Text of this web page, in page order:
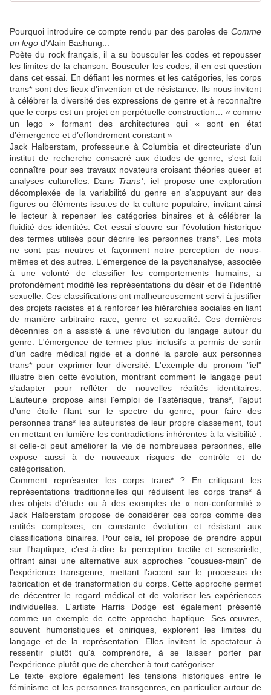
Pourquoi introduire ce compte rendu par des paroles de Comme
un lego d’Alain Bashung...
Poète du rock français, il a su bousculer les codes et repousser
les limites de la chanson. Bousculer les codes, il en est question
dans cet essai. En défiant les normes et les catégories, les corps
trans* sont des lieux d'invention et de résistance. Ils nous invitent
à célébrer la diversité des expressions de genre et à reconnaître
que le corps est un projet en perpétuelle construction… « comme
un lego » formant des architectures qui « sont en état
d’émergence et d’effondrement constant »
Jack Halberstam, professeur.e à Columbia et directeuriste d'un
institut de recherche consacré aux études de genre, s'est fait
connaître pour ses travaux novateurs croisant théories queer et
analyses culturelles. Dans Trans*, iel propose une exploration
décomplexée de la variabilité du genre en s’appuyant sur des
figures ou éléments issu.es de la culture populaire, invitant ainsi
le lecteur à repenser les catégories binaires et à célébrer la
fluidité des identités. Cet essai s’ouvre sur l’évolution historique
des termes utilisés pour décrire les personnes trans*. Les mots
ne sont pas neutres et façonnent notre perception de nous-
mêmes et des autres. L'émergence de la psychanalyse, associée
à une volonté de classifier les comportements humains, a
profondément modifié les représentations du désir et de l'identité
sexuelle. Ces classifications ont malheureusement servi à justifier
des projets racistes et à renforcer les hiérarchies sociales en liant
de manière arbitraire race, genre et sexualité. Ces dernières
décennies on a assisté à une révolution du langage autour du
genre. L'émergence de termes plus inclusifs a permis de sortir
d'un cadre médical rigide et a donné la parole aux personnes
trans* pour exprimer leur diversité. L'exemple du pronom "iel"
illustre bien cette évolution, montrant comment le langage peut
s'adapter pour refléter de nouvelles réalités identitaires.
L’auteur.e propose ainsi l’emploi de l’astérisque, trans*, l’ajout
d’une étoile filant sur le spectre du genre, pour faire des
personnes trans* les auteuristes de leur propre classement, tout
en mettant en lumière les contradictions inhérentes à la visibilité :
si celle-ci peut améliorer la vie de nombreuses personnes, elle
expose aussi à de nouveaux risques de contrôle et de
catégorisation.
Comment représenter les corps trans* ? En critiquant les
représentations traditionnelles qui réduisent les corps trans* à
des objets d'étude ou à des exemples de « non-conformité »
Jack Halberstam propose de considérer ces corps comme des
entités complexes, en constante évolution et résistant aux
classifications binaires. Pour cela, iel propose de prendre appui
sur l'haptique, c'est-à-dire la perception tactile et sensorielle,
offrant ainsi une alternative aux approches "cousues-main" de
l'expérience transgenre, mettant l'accent sur le processus de
fabrication et de transformation du corps. Cette approche permet
de décentrer le regard médical et de valoriser les expériences
individuelles. L'artiste Harris Dodge est également présenté
comme un exemple de cette approche haptique. Ses œuvres,
souvent humoristiques et oniriques, explorent les limites du
langage et de la représentation. Elles invitent le spectateur à
ressentir plutôt qu'à comprendre, à se laisser porter par
l'expérience plutôt que de chercher à tout catégoriser.
Le texte explore également les tensions historiques entre le
féminisme et les personnes transgenres, en particulier autour de